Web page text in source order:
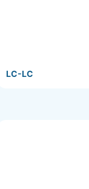
LC-LC